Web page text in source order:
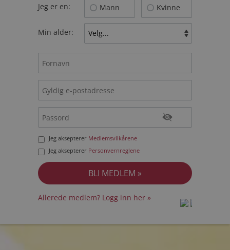
Jeg er en: Mann Kvinne
Min alder:
Jeg aksepterer Medlemsvilkårene
Jeg aksepterer Personvernreglene
Allerede medlem? Logg inn her »